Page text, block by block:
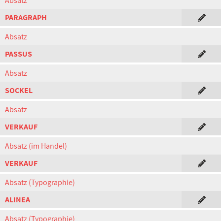
PARAGRAPH
Absatz
PASSUS
Absatz
SOCKEL
Absatz
VERKAUF
Absatz (im Handel)
VERKAUF
Absatz (Typographie)
ALINEA
Absatz (Typographie)